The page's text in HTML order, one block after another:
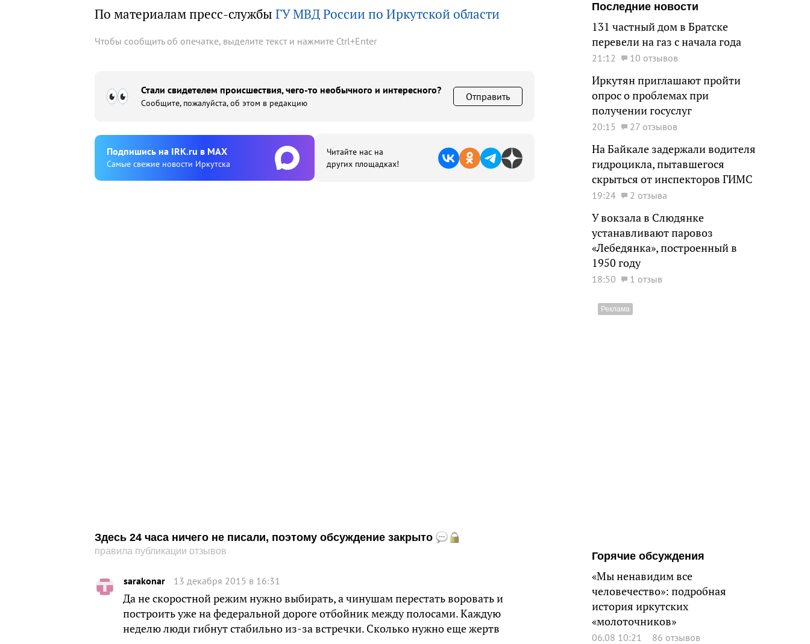
По материалам пресс-службы ГУ МВД России по Иркутской области
Чтобы сообщить об опечатке, выделите текст и нажмите Ctrl+Enter
Стали свидетелем происшествия, чего-то необычного и интересного?
Сообщите, пожалуйста, об этом в редакцию
Отправить
Подпишиcь на IRK.ru в MAX
Cамые свежие новости Иркутска
Читайте нас на
других площадках!
Здесь 24 часа ничего не писали, поэтому обсуждение закрыто
правила публикации отзывов
sarakonar 13 декабря 2015 в 16:31
Да не скоростной режим нужно выбирать, а чинушам перестать воровать и
построить уже на федеральной дороге отбойник между полосами. Каждую
неделю люди гибнут стабильно из-за встречки. Сколько нужно еще жертв
Последние новости
131 частный дом в Братске
перевели на газ с начала года
21:12 10 отзывов
Иркутян приглашают пройти
опрос о проблемах при
получении госуслуг
20:15 27 отзывов
На Байкале задержали водителя
гидроцикла, пытавшегося
скрыться от инспекторов ГИМС
19:24 2 отзыва
У вокзала в Слюдянке
устанавливают паровоз
«Лебедянка», построенный в
1950 году
18:50 1 отзыв
Горячие обсуждения
«Мы ненавидим все
человечество»: подробная
история иркутских
«молоточников»
06.08 10:21 86 отзывов